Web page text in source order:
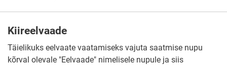
Kiireelvaade
Täielikuks eelvaate vaatamiseks vajuta saatmise nupu
kõrval olevale "Eelvaade" nimelisele nupule ja siis